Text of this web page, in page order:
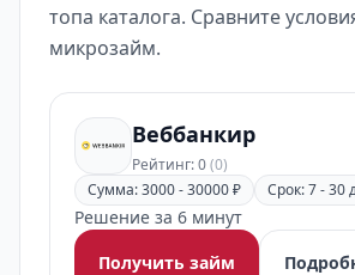
топа каталога. Сравните
микрозайм.
Веббанкир
Рейтинг: 0(0)
Сумма: 3000 - 30000 ₽ Срок: 7 - 30
Решение за 6 минут
Получить займ